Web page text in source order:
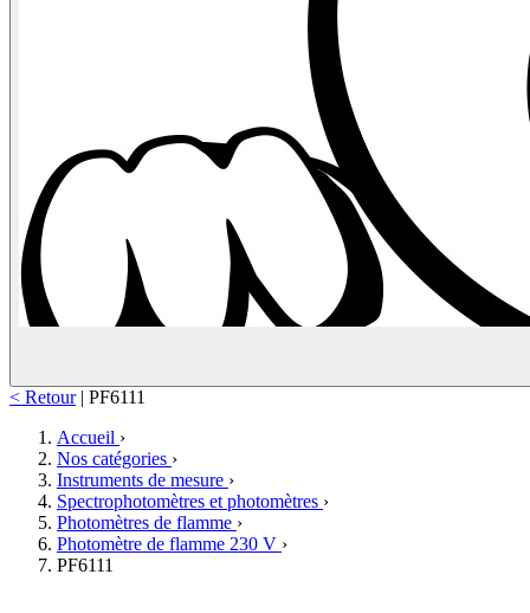
< Retour | PF6111
Accueil ›
Nos catégories ›
Instruments de mesure ›
Spectrophotomètres et photomètres ›
Photomètres de flamme ›
Photomètre de flamme 230 V ›
PF6111